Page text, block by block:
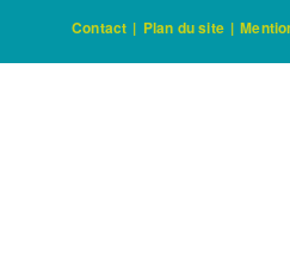
Contact | Plan du site |